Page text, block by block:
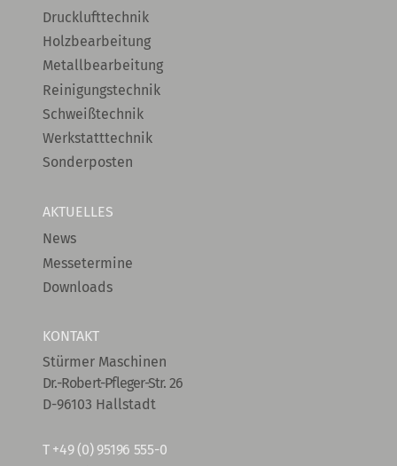
Drucklufttechnik
Holzbearbeitung
Metallbearbeitung
Reinigungstechnik
Schweißtechnik
Werkstatttechnik
Sonderposten
AKTUELLES
News
Messetermine
Downloads
KONTAKT
Stürmer Maschinen
Dr.-Robert-Pfleger-Str. 26
D-96103 Hallstadt
T +49 (0) 95196 555-0